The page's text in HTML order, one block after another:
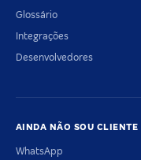
Glossário
Integrações
Desenvolvedores
AINDA NÃO SOU CLIENTE
WhatsApp